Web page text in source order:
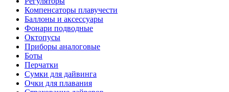
Компенсаторы плавучести
Баллоны и аксессуары
Фонари подводные
Октопусы
Приборы аналоговые
Боты
Перчатки
Сумки для дайвинга
Очки для плавания